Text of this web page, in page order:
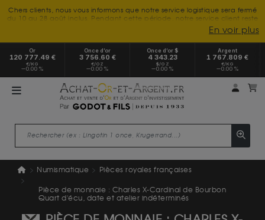
Chers clients, nous vous informons que notre service logistique sera fermé
du 10 au 28 août inclus. Pendant cette période, notre service client reste
à votre disposition tout l'été. Vous pouvez nous joindre du lundi au
vendredi, de 9h30 à 18h, pour toute demande d'information.
Nous vous remercions de votre compréhension et vous souhaitons un
excellent été.
En voir plus
Or
120 777.49 €
€/KG
0.00 %
Once d’or
3 756.60 €
€/OZ
0.00 %
Once d’or $
4 343.23
$/OZ
0.00 %
Argent
1 767.809 €
€/KG
0.00 %
Mon
Numismatique Pièces royales françaises
Pièce de monnaie : Charles X-Cardinal de Bourbon
Quart d'écu, date et atelier indéterminés